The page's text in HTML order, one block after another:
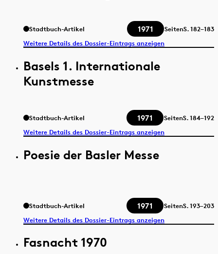
Stadtbuch-Artikel 1971 SeitenS.182–183
Weitere Details des Dossier-Eintrags anzeigen
Basels 1. Internationale
Kunstmesse
Stadtbuch-Artikel 1971 SeitenS.184–192
Weitere Details des Dossier-Eintrags anzeigen
Poesie der Basler Messe
Stadtbuch-Artikel 1971 SeitenS.193–203
Weitere Details des Dossier-Eintrags anzeigen
Fasnacht 1970